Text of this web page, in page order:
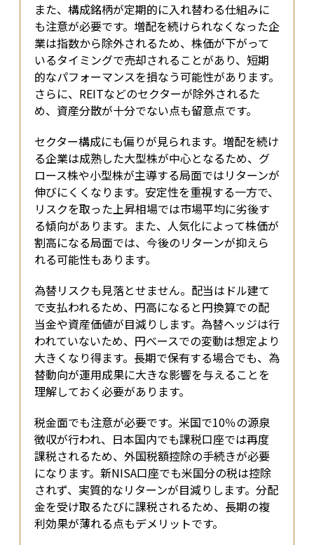
また、構成銘柄が定期的に入れ替わる仕組みに
も注意が必要です。増配を続けられなくなった企
業は指数から除外されるため、株価が下がって
いるタイミングで売却されることがあり、短期
的なパフォーマンスを損なう可能性があります。
さらに、REITなどのセクターが除外されるた
め、資産分散が十分でない点も留意点です。
セクター構成にも偏りが見られます。増配を続け
る企業は成熟した大型株が中心となるため、グ
ロース株や小型株が主導する局面ではリターンが
伸びにくくなります。安定性を重視する一方で、
リスクを取った上昇相場では市場平均に劣後す
る傾向があります。また、人気化によって株価が
割高になる局面では、今後のリターンが抑えら
れる可能性もあります。
為替リスクも見落とせません。配当はドル建て
で支払われるため、円高になると円換算での配
当金や資産価値が目減りします。為替ヘッジは行
われていないため、円ベースでの変動は想定より
大きくなり得ます。長期で保有する場合でも、為
替動向が運用成果に大きな影響を与えることを
理解しておく必要があります。
税金面でも注意が必要です。米国で10％の源泉
徴収が行われ、日本国内でも課税口座では再度
課税されるため、外国税額控除の手続きが必要
になります。新NISA口座でも米国分の税は控除
されず、実質的なリターンが目減りします。分配
金を受け取るたびに課税されるため、長期の複
利効果が薄れる点もデメリットです。